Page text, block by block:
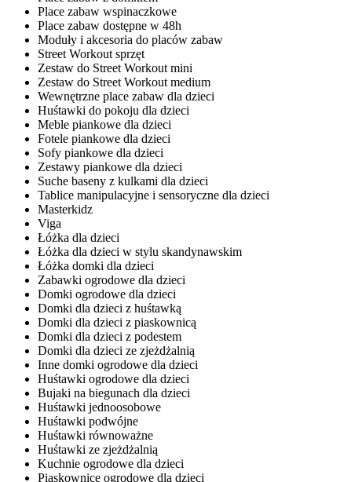
Place zabaw wspinaczkowe
Place zabaw dostępne w 48h
Moduły i akcesoria do placów zabaw
Street Workout sprzęt
Zestaw do Street Workout mini
Zestaw do Street Workout medium
Wewnętrzne place zabaw dla dzieci
Huśtawki do pokoju dla dzieci
Meble piankowe dla dzieci
Fotele piankowe dla dzieci
Sofy piankowe dla dzieci
Zestawy piankowe dla dzieci
Suche baseny z kulkami dla dzieci
Tablice manipulacyjne i sensoryczne dla dzieci
Masterkidz
Viga
Łóżka dla dzieci
Łóżka dla dzieci w stylu skandynawskim
Łóżka domki dla dzieci
Zabawki ogrodowe dla dzieci
Domki ogrodowe dla dzieci
Domki dla dzieci z huśtawką
Domki dla dzieci z piaskownicą
Domki dla dzieci z podestem
Domki dla dzieci ze zjeżdżalnią
Inne domki ogrodowe dla dzieci
Huśtawki ogrodowe dla dzieci
Bujaki na biegunach dla dzieci
Huśtawki jednoosobowe
Huśtawki podwójne
Huśtawki równoważne
Huśtawki ze zjeżdżalnią
Kuchnie ogrodowe dla dzieci
Piaskownice ogrodowe dla dzieci